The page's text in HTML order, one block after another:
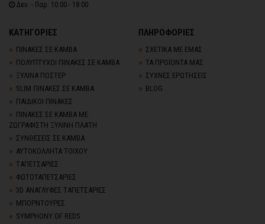
Δευ. - Παρ. 10:00 - 18:00
ΚΑΤΗΓΟΡΙΕΣ
ΠΙΝΑΚΕΣ ΣΕ ΚΑΜΒΑ
ΠΟΛΥΠΤΥΧΟΙ ΠΙΝΑΚΕΣ ΣΕ ΚΑΜΒΑ
ΞΥΛΙΝΑ ΠΟΣΤΕΡ
SLIM ΠΙΝΑΚΕΣ ΣΕ ΚΑΜΒΑ
ΠΑΙΔΙΚΟΙ ΠΙΝΑΚΕΣ
ΠΙΝΑΚΕΣ ΣΕ ΚΑΜΒΑ ΜΕ
ΖΩΓΡΑΦΙΣΤΗ ΞΥΛΙΝΗ ΠΛΑΤΗ
ΣΥΝΘΕΣΕΙΣ ΣΕ ΚΑΜΒΑ
ΑΥΤΟΚΟΛΛΗΤΑ ΤΟΙΧΟΥ
TΑΠΕΤΣΑΡΙΕΣ
ΦΩΤΟΤΑΠΕΤΣΑΡΙΕΣ
3D AΝΑΓΛΥΦΕΣ TΑΠΕΤΣΑΡΙΕΣ
ΜΠΟΡΝΤΟΥΡΕΣ
SYMPHONY OF REDS
ΠΛΗΡΟΦΟΡΙΕΣ
ΣΧΕΤΙΚΑ ΜΕ ΕΜΑΣ
ΤΑ ΠΡΟΪΟΝΤΑ ΜΑΣ
ΣΥΧΝΕΣ ΕΡΩΤΗΣΕΙΣ
BLOG